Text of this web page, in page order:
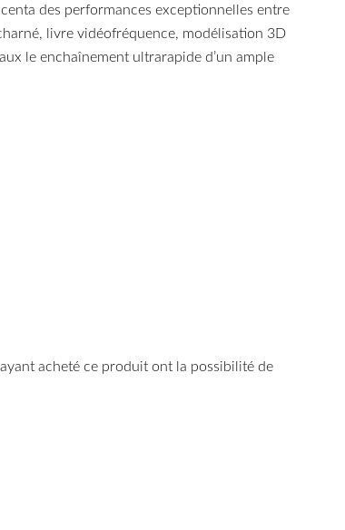
des performances exceptionnelles entre
livre vidéofréquence, modélisation 3D
le enchaînement ultrarapide d’un ample
acheté ce produit ont la possibilité de